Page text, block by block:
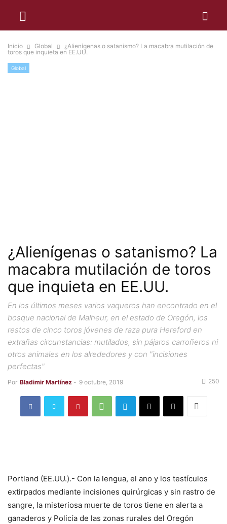
Inicio Global
¿Alienígenas o satanismo? La macabra mutilación de
toros que inquieta en EE.UU.
Global
¿Alienígenas o satanismo? La
macabra mutilación de toros
que inquieta en EE.UU.
En los últimos meses varios vaqueros han encontrado en el
bosque nacional de Malheur, en el estado de Oregón, los
restos de cinco toros jóvenes de raza pura Hereford en
extrañas circunstancias: mutilados, sin pájaros carroñeros ni
otros animales en los alrededores y con "incisiones
perfectas"
Por Bladimir Martínez - 9 octubre, 2019 250
Portland (EE.UU.).- Con la lengua, el ano y los testículos
extirpados mediante incisiones quirúrgicas y sin rastro de
sangre, la misteriosa muerte de toros tiene en alerta a
ganaderos y Policía de las zonas rurales del Oregón